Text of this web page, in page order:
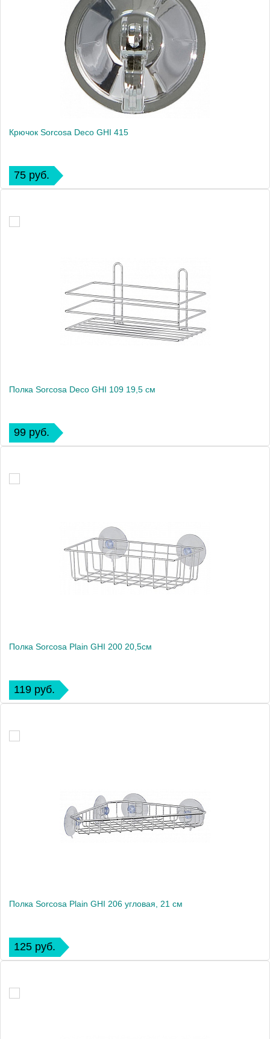
Крючок Sorcosa Deco GHI 415
75 руб.
Полка Sorcosa Deco GHI 109 19,5 см
99 руб.
Полка Sorcosa Plain GHI 200 20,5см
119 руб.
Полка Sorcosa Plain GHI 206 угловая, 21 см
125 руб.